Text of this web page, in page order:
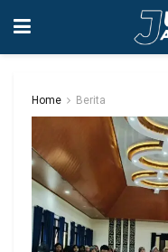
Home Berita